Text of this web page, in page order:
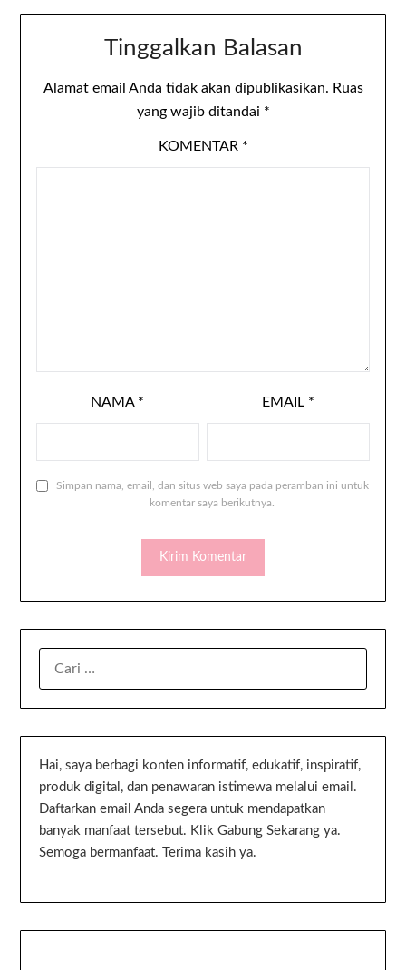
Tinggalkan Balasan
Alamat email Anda tidak akan dipublikasikan. Ruas
yang wajib ditandai *
KOMENTAR *
NAMA * EMAIL *
Simpan nama, email, dan situs web saya pada peramban ini untuk
komentar saya berikutnya.
Hai, saya berbagi konten informatif, edukatif, inspiratif,
produk digital, dan penawaran istimewa melalui email.
Daftarkan email Anda segera untuk mendapatkan
banyak manfaat tersebut. Klik Gabung Sekarang ya.
Semoga bermanfaat. Terima kasih ya.